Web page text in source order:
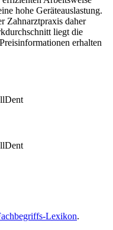
hohe Geräteauslastung.
Zahnarztpraxis daher
liegt die
erhalten
Lexikon.